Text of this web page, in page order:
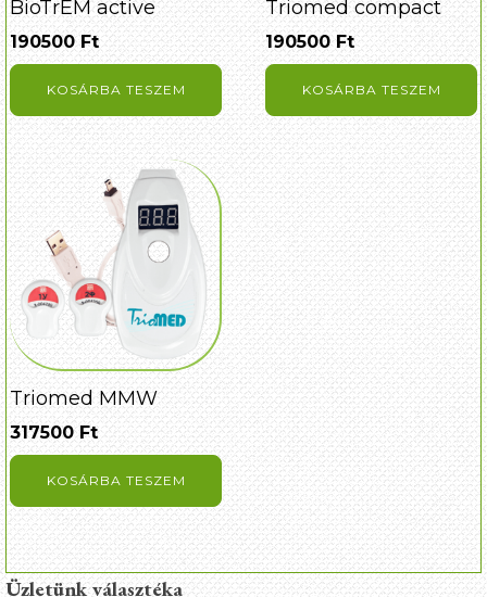
BioTrEM active
190500Ft
KOSÁRBA TESZEM
Triomed compact
190500Ft
KOSÁRBA TESZEM
Triomed MMW
317500Ft
KOSÁRBA TESZEM
Üzletünk választéka